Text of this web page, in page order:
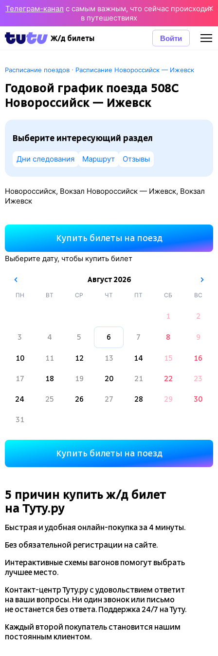
Телеграм-канал с самым важным, что сейчас происходит
в путешествиях
Ж/д билеты Войти
Расписание поездов · Расписание Новороссийск — Ижевск
Годовой график поезда 508С
Новороссийск — Ижевск
Выберите интересующий раздел
Дни следования Маршрут Отзывы
Новороссийск, Вокзал Новороссийск — Ижевск, Вокзал
Ижевск
Купить билеты на поезд
Выберите дату, чтобы купить билет
Август2026
ПН ВТ СР ЧТ ПТ СБ ВС
1 2
3 4 5 6 7 8 9
10 11 12 13 14 15 16
17 18 19 20 21 22 23
24 25 26 27 28 29 30
31
Купить билеты на поезд
5 причин купить ж/д билет
на Туту.ру
Быстрая и удобная онлайн-покупказа 4 минуты.
Без обязательной регистрации на сайте.
Интерактивные схемы вагонов помогут выбрать
лучшее место.
Контакт-центр Туту.ру с удовольствием ответит
на ваши вопросы. Ни один звонок или письмо
не останется без ответа. Поддержка 24/7 на Туту.
Каждый второй покупатель становится нашим
постоянным клиентом.